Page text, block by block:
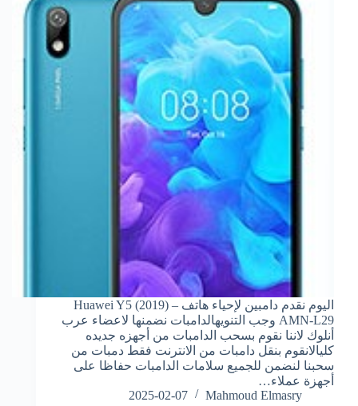
اليوم نقدم دامبين لإحياء هاتف Huawei Y5 (2019) –
AMN-L29 وجب التنويهالدامبات نضمنها لاعضاء عرب
أنلوك لاننا نقوم بسحب الدامبات من أجهزه جديده
كليالانقوم بنقل دامبات من الانترنت فقط دمبات من
سحبنا لنضمن للجميع سلامات الدامبات حفاظا على
أجهزة عملاء…
Mahmoud Elmasry
2025-02-07